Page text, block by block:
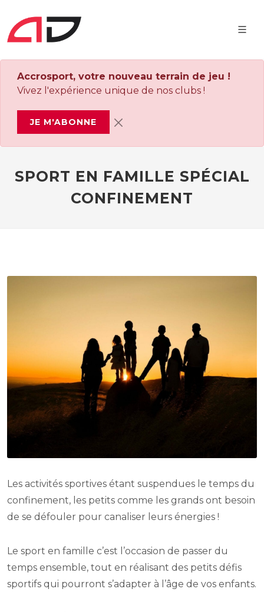
Accrosport, votre nouveau terrain de jeu !
Vivez l'expérience unique de nos clubs !
JE M'ABONNE
SPORT EN FAMILLE SPÉCIAL
CONFINEMENT
Les activités sportives étant suspendues le temps du
confinement, les petits comme les grands ont besoin
de se défouler pour canaliser leurs énergies !
Le sport en famille c’est l’occasion de passer du
temps ensemble, tout en réalisant des petits défis
sportifs qui pourront s’adapter à l’âge de vos enfants.